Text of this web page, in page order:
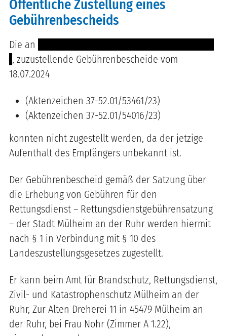
Öffentliche Zustellung eines
Gebührenbescheids
Die an
, zuzustellende Gebührenbescheide vom
18.07.2024
(Aktenzeichen 37-52.01/53461/23)
(Aktenzeichen 37-52.01/54016/23)
konnten nicht zugestellt werden, da der jetzige
Aufenthalt des Empfängers unbekannt ist.
Der Gebührenbescheid gemäß der Satzung über
die Erhebung von Gebühren für den
Rettungsdienst – Rettungsdienstgebührensatzung
– der Stadt Mülheim an der Ruhr werden hiermit
nach § 1 in Verbindung mit § 10 des
Landeszustellungsgesetzes zugestellt.
Er kann beim Amt für Brandschutz, Rettungsdienst,
Zivil- und Katastrophenschutz Mülheim an der
Ruhr, Zur Alten Dreherei 11 in 45479 Mülheim an
der Ruhr, bei Frau Nohr (Zimmer A 1.22),